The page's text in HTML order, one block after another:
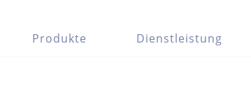
Produkte Dienstleistung